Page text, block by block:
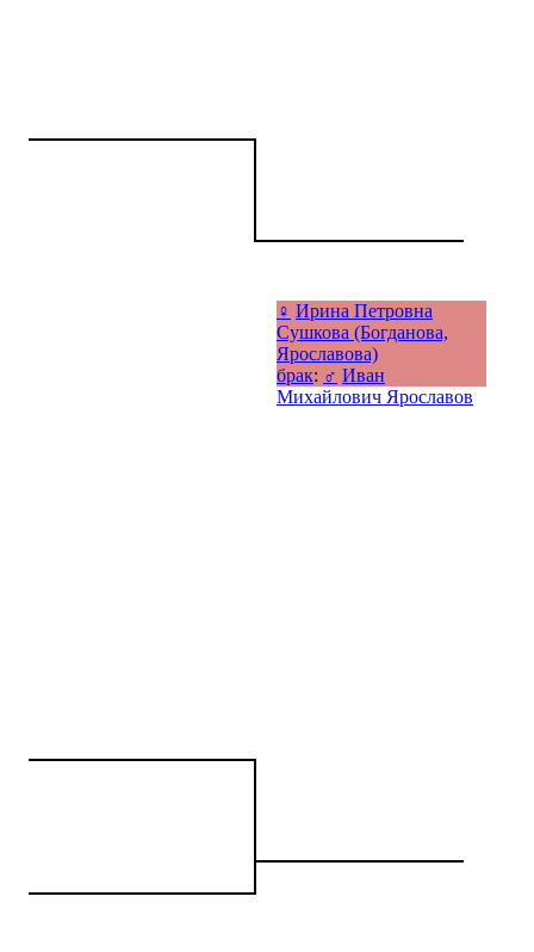
♀ Ирина Петровна
Сушкова (Богданова,
Ярославова)
брак: ♂ Иван
Михайлович Ярославов